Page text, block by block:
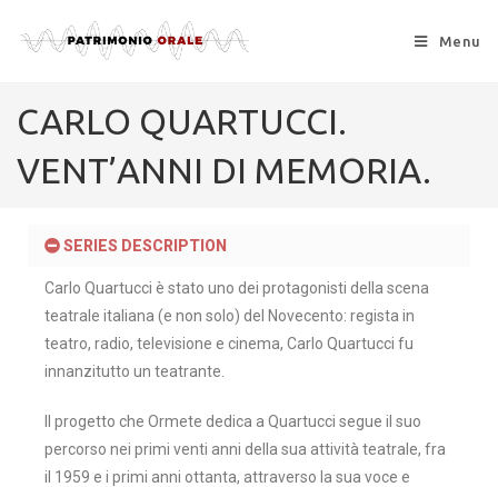
Menu
CARLO QUARTUCCI.
VENT’ANNI DI MEMORIA.
SERIES DESCRIPTION
Carlo Quartucci è stato uno dei protagonisti della scena
teatrale italiana (e non solo) del Novecento: regista in
teatro, radio, televisione e cinema, Carlo Quartucci fu
innanzitutto un teatrante.
Il progetto che Ormete dedica a Quartucci segue il suo
percorso nei primi venti anni della sua attività teatrale, fra
il 1959 e i primi anni ottanta, attraverso la sua voce e